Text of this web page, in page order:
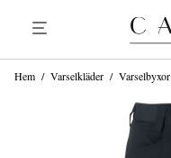
Hem / Varselkläder / Varselbyxor